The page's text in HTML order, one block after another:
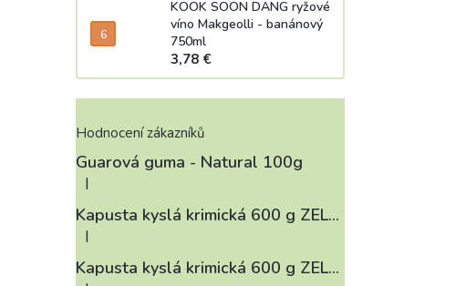
KOOK SOON DANG ryžové
víno Makgeolli - banánový
750ml
3,78 €
Hodnocení zákazníků
Guarová guma - Natural 100g
Hodnotenie produktu je 4 z 5 hviezdičiek.
|
Kapusta kyslá krimická 600 g ZELÁRNA LOBKOWICZ
Hodnotenie produktu je 3 z 5 hviezdičiek.
|
Kapusta kyslá krimická 600 g ZELÁRNA LOBKOWICZ